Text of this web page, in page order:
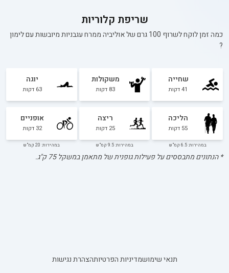
שריפת קלוריות
כמה זמן לוקח לשרוף 100 גרם של
אוליביה ממרח עגבניות מיובשות עם לימון
?
שחייה
41דקות
משקולות
83 דקות
יוגה
63 דקות
הליכה
55 דקות
במהירות: 6.5 קמ"ש
ריצה
25 דקות
במהירות: 9.5 קמ"ש
אופניים
32 דקות
במהירות: 20 קמ"ש
* הנתונים מתבססים על פעילות גופנית של מתאמן במשקל75ק"ג.
תנאי שימושמדיניות הפרטיותהצהרת נגישות